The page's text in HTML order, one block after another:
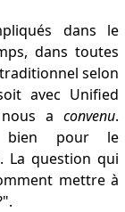
dans le
dans toutes
selon
avec Unified
nous aconvenu.
bien pour le
La question qui
mettre à